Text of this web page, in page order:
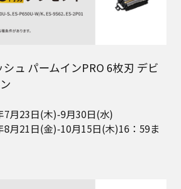
シュ パームインPRO 6枚刃 デビ
7月23日(木)-9月30日(水)
8月21日(金)-10月15日(木)16：59ま